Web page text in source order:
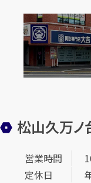
松山久万
営業時間
定休日